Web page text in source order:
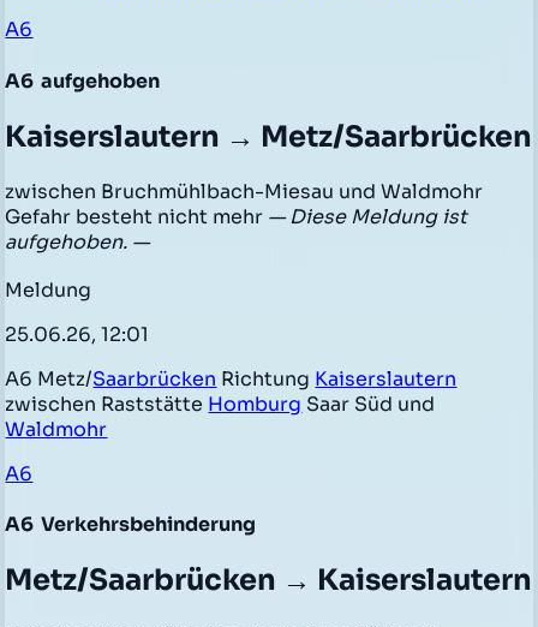
A6
A6 aufgehoben
Kaiserslautern → Metz/Saarbrücken
zwischen Bruchmühlbach-Miesau und Waldmohr
Gefahr besteht nicht mehr — Diese Meldung ist
aufgehoben. —
Meldung
25.06.26, 12:01
A6 Metz/Saarbrücken Richtung Kaiserslautern
zwischen Raststätte Homburg Saar Süd und
Waldmohr
A6
A6 Verkehrsbehinderung
Metz/Saarbrücken → Kaiserslautern